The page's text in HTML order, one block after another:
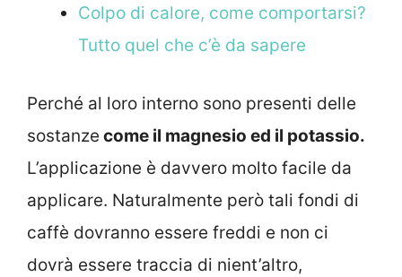
Colpo di calore, come comportarsi?
Tutto quel che c’è da sapere
Perché al loro interno sono presenti delle
sostanze come il magnesio ed il potassio.
L’applicazione è davvero molto facile da
applicare. Naturalmente però tali fondi di
caffè dovranno essere freddi e non ci
dovrà essere traccia di nient’altro,